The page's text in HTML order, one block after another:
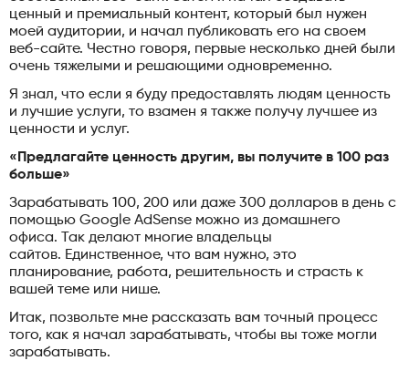
ценный и премиальный контент, который был нужен
моей аудитории, и начал публиковать его на своем
веб-сайте. Честно говоря, первые несколько дней были
очень тяжелыми и решающими одновременно.
Я знал, что если я буду предоставлять людям ценность
и лучшие услуги, то взамен я также получу лучшее из
ценности и услуг.
«Предлагайте ценность другим, вы получите в 100 раз
больше»
Зарабатывать 100, 200 или даже 300 долларов в день с
помощью Google AdSense можно из домашнего
офиса. Так делают многие владельцы
сайтов. Единственное, что вам нужно, это
планирование, работа, решительность и страсть к
вашей теме или нише.
Итак, позвольте мне рассказать вам точный процесс
того, как я начал зарабатывать, чтобы вы тоже могли
зарабатывать.